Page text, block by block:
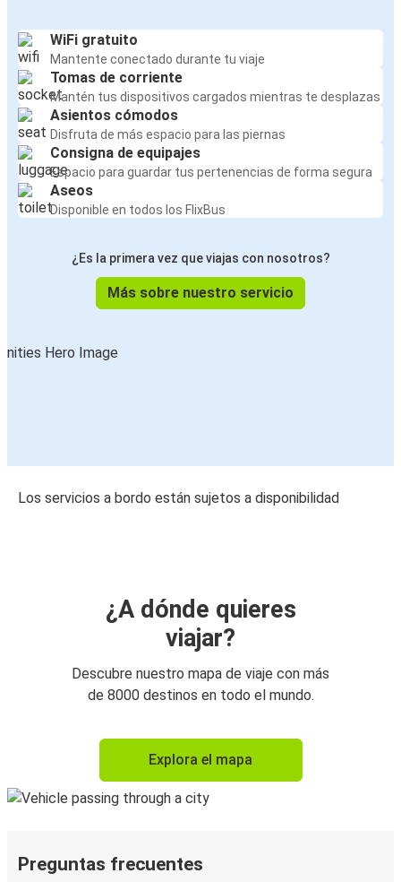
WiFi gratuito
Mantente conectado durante tu viaje
Tomas de corriente
Mantén tus dispositivos cargados mientras te desplazas
Asientos cómodos
Disfruta de más espacio para las piernas
Consigna de equipajes
Espacio para guardar tus pertenencias de forma segura
Aseos
Disponible en todos los FlixBus
¿Es la primera vez que viajas con nosotros?
Más sobre nuestro servicio
Los servicios a bordo están sujetos a disponibilidad
¿A dónde quieres
viajar?
Descubre nuestro mapa de viaje con más
de 8000 destinos en todo el mundo.
Explora el mapa
Preguntas frecuentes